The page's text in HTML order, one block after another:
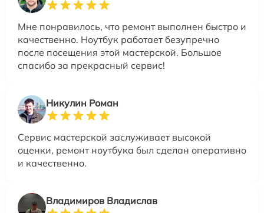
Мне понравилось, что ремонт выполнен быстро и
качественно. Ноутбук работает безупречно
после посещения этой мастерской. Большое
спасибо за прекрасный сервис!
Никулин Роман
Сервис мастерской заслуживает высокой
оценки, ремонт ноутбука был сделан оперативно
и качественно.
Владимиров Владислав